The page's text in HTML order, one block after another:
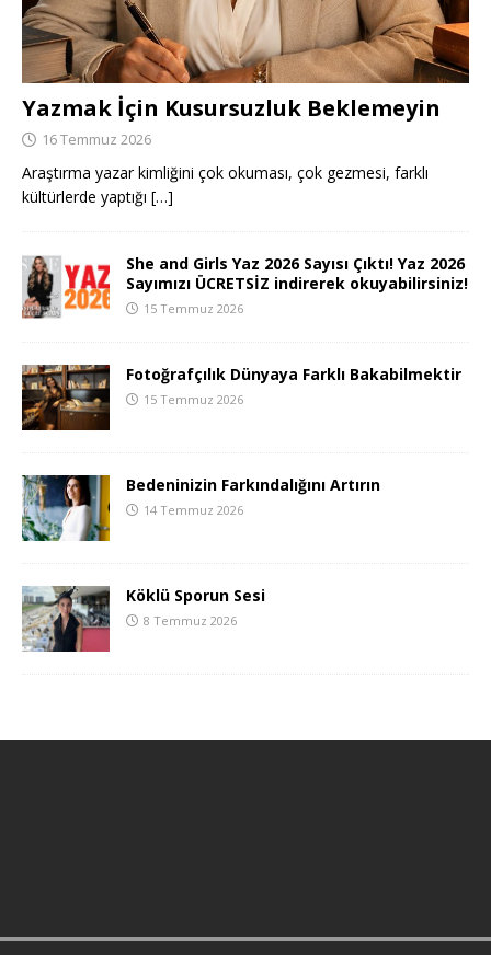
Yazmak İçin Kusursuzluk Beklemeyin
16 Temmuz 2026
Araştırma yazar kimliğini çok okuması, çok gezmesi, farklı
kültürlerde yaptığı […]
She and Girls Yaz 2026 Sayısı Çıktı! Yaz 2026
Sayımızı ÜCRETSİZ indirerek okuyabilirsiniz!
15 Temmuz 2026
Fotoğrafçılık Dünyaya Farklı Bakabilmektir
15 Temmuz 2026
Bedeninizin Farkındalığını Artırın
14 Temmuz 2026
Köklü Sporun Sesi
8 Temmuz 2026